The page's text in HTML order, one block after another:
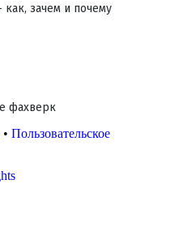
зачем и почему
фахверк
• Пользовательское